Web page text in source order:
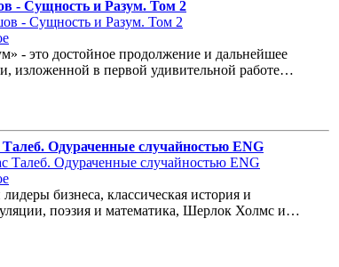
- Сущность и Разум. Том 2
- это достойное продолжение и дальнейшее
изложенной в первой удивительной работе…
Одураченные случайностью ENG
лидеры бизнеса, классическая история и
поэзия и математика, Шерлок Холмс и…